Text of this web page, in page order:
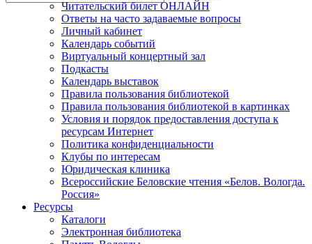
Читательский билет ОНЛАЙН
Ответы на часто задаваемые вопросы
Личный кабинет
Календарь событий
Виртуальный концертный зал
Подкасты
Календарь выставок
Правила пользования библиотекой
Правила пользования библиотекой в картинках
Условия и порядок предоставления доступа к
ресурсам Интернет
Политика конфиденциальности
Клубы по интересам
Юридическая клиника
Всероссийские Беловские чтения «Белов. Вологда.
Россия»
Ресурсы
Каталоги
Электронная библиотека